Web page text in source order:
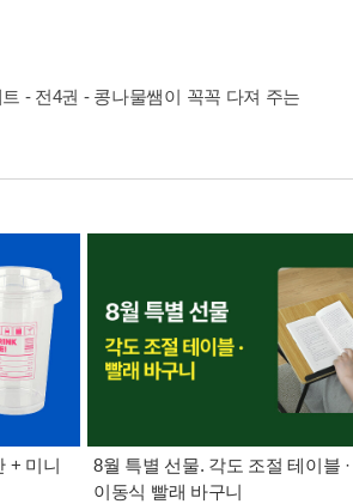
- 전4권 - 콩나물쌤이 꼭꼭 다져 주는
+ 미니
8월 특별 선물. 각도 조절 테이블 ·
이동식 빨래 바구니